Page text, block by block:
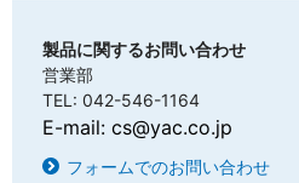
製品に関するお問い合わせ
営業部
TEL: 042-546-1164
E-mail: cs@yac.co.jp
フォームでのお問い合わせ